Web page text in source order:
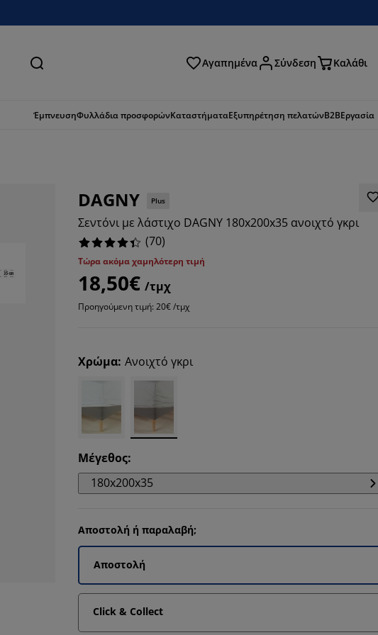
Αναζήτηση Αγαπημένα Σύνδεση Καλάθι
ΈμπνευσηΦυλλάδια προσφορώνΚαταστήματαΕξυπηρέτηση πελατώνB2BΕργασία
DAGNY Plus
Σεντόνι με λάστιχο DAGNY 180x200x35 ανοιχτό γκρι
(70)
Τώρα ακόμα χαμηλότερη τιμή
18,50€ /τμχ
Προηγούμενη τιμή: 20€ /τμχ
Χρώμα: Ανοιχτό γκρι
Μέγεθος:
180x200x35
Αποστολή ή παραλαβή;
Αποστολή
Click & Collect